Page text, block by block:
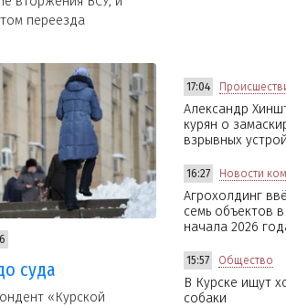
переезда
суда
«Курской
17:04
Александр
курян о
взрывных
16:27 Новости
Агрохолдинг
семь объектов
начала 2026
15:57 Общество
В Курске ищут
собаки